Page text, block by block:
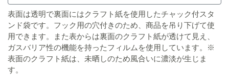
表面は透明で裏面にはクラフト紙を使用したチャック付スタ
ンド袋です。フック用の穴付きのため、商品を吊り下げて使
用できます。また表からは裏面のクラフト紙が透けて見え、
ガスバリア性の機能を持ったフィルムを使用しています。※
表面のクラフト紙は、未晒しのため風合いに濃淡が生じま
す。